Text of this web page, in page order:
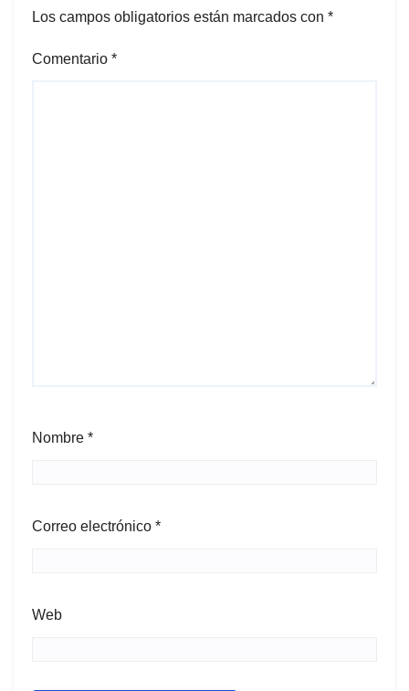
Los campos obligatorios están marcados con *
Comentario *
Nombre *
Correo electrónico *
Web